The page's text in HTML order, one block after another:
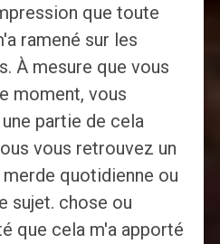
que toute
ramené sur les
À mesure que vous
moment, vous
partie de cela
vous retrouvez un
quotidienne ou
sujet. chose ou
que cela m'a apporté